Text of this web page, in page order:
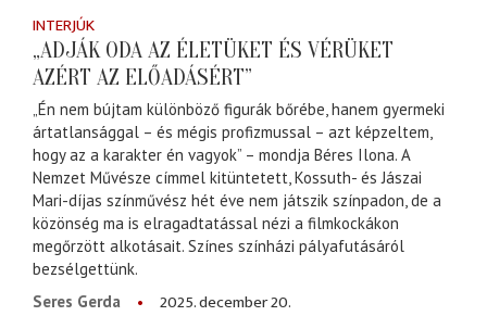
INTERJÚK
„ADJÁK ODA AZ ÉLETÜKET ÉS VÉRÜKET
AZÉRT AZ ELŐADÁSÉRT”
„Én nem bújtam különböző figurák bőrébe, hanem gyermeki
ártatlansággal – és mégis profizmussal – azt képzeltem,
hogy az a karakter én vagyok” – mondja Béres Ilona. A
Nemzet Művésze címmel kitüntetett, Kossuth- és Jászai
Mari-díjas színművész hét éve nem játszik színpadon, de a
közönség ma is elragadtatással nézi a filmkockákon
megőrzött alkotásait. Színes színházi pályafutásáról
bezsélgettünk.
Seres Gerda
2025. december 20.